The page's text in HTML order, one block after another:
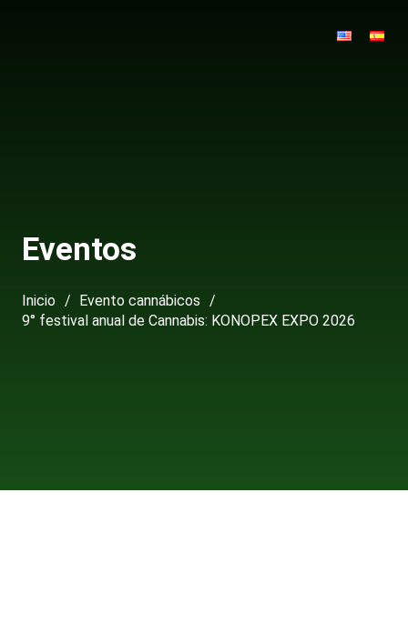
Eventos
Inicio / Evento cannábicos /
9° festival anual de Cannabis: KONOPEX EXPO 2026